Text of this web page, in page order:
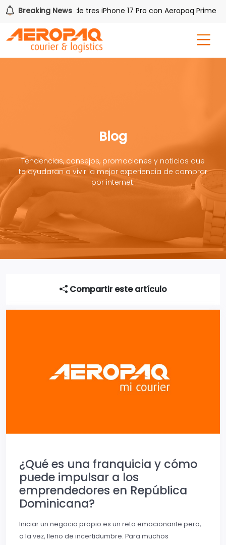
Breaking News
Gana uno de tres iPhone 17 Pro con Aeropaq Prime
Blog
Tendencias, consejos, promociones y noticias que
te ayudaran a vivir la mejor experiencia de comprar
por internet.
Compartir este artículo
¿Qué es una franquicia y cómo
puede impulsar a los
emprendedores en República
Dominicana?
Iniciar un negocio propio es un reto emocionante pero,
a la vez, lleno de incertidumbre. Para muchos